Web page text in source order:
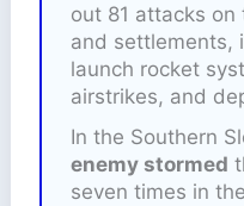
out 81 attacks
and settlements,
launch rocket
airstrikes, and
In the Southern
enemy stormed
seven times in